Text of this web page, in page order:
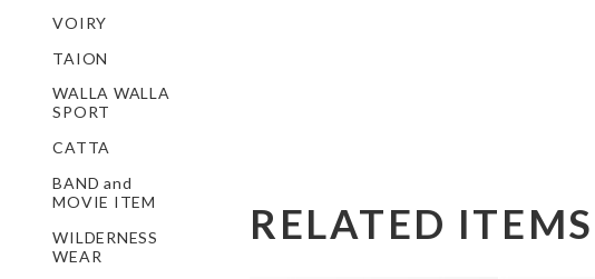
RELATED ITEMS
VOIRY
TAION
WALLA WALLA
SPORT
CATTA
BAND and
MOVIE ITEM
WILDERNESS
WEAR